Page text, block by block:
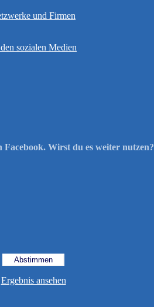
und Firmen
sozialen Medien
Wirst du es weiter nutzen?
Ergebnis ansehen